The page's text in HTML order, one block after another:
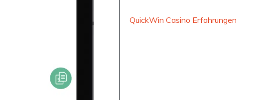
QuickWin Casino Erfahrungen